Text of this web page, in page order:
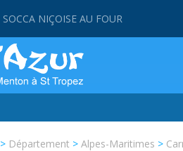
SOCCA NIÇOISE AU FOUR
> Département >Alpes-Maritimes >